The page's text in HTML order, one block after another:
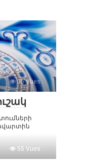
36 Vues :
55 Vues :